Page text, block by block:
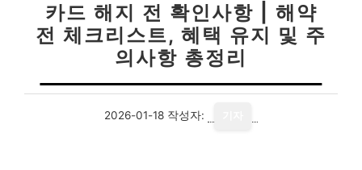
카드 해지 전 확인사항 | 해약
전 체크리스트, 혜택 유지 및 주
의사항 총정리
2026-01-18 작성자: